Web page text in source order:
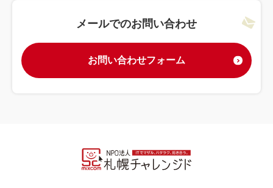
メールでのお問い合わせ
お問い合わせフォーム